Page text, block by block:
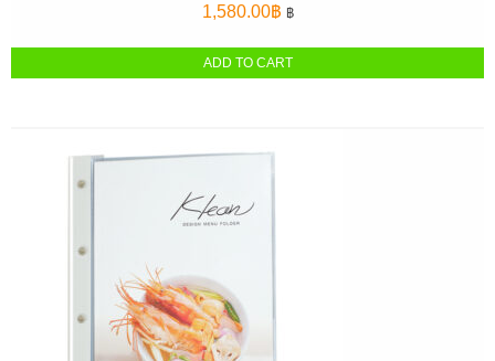
1,580.00฿ ฿
ADD TO CART